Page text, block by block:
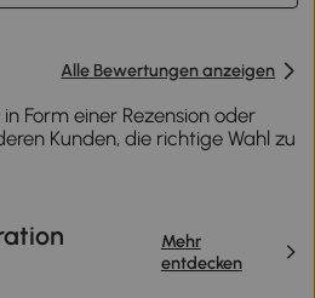
Alle Bewertungen anzeigen
Form einer Rezension oder
Kunden, die richtige Wahl zu
Mehr
entdecken